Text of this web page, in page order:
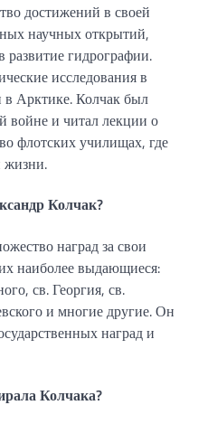
достижений в своей
научных открытий,
гидрографии.
исследования в
Арктике. Колчак был
войне и читал лекции о
флотских училищах, где
жизни.
Колчак?
наград за свои
наиболее выдающиеся:
св. Георгия, св.
и многие другие. Он
наград и
Колчака?